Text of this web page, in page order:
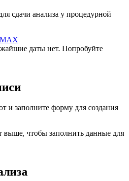
сдачи анализа у процедурной
MAX
даты нет. Попробуйте
и заполните форму для создания
выше, чтобы заполнить данные для